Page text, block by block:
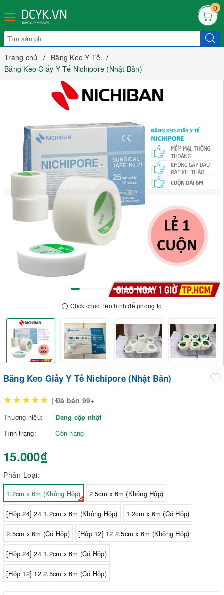
0
Trang chủ
Băng Keo Y Tế
Băng Keo Giấy Y Tế Nichipore (Nhật Bản)
Click chuột lên hình để phóng to
Băng Keo Giấy Y Tế Nichipore (Nhật Bản)
★★★★★ | Đã bán 99+
Thương hiệu:
Đang cập nhật
Tình trạng:
Còn hàng
15.000₫
Phân Loại:
1.2cm x 6m (Không Hộp) 2.5cm x 6m (Không Hộp)
[Hộp 24] 24 1.2cm x 6m (Không Hộp) 1.2cm x 6m (Có Hộp)
2.5cm x 6m (Có Hộp) [Hộp 12] 12 2.5cm x 6m (Không Hộp)
[Hộp 24] 24 1.2cm x 6m (Có Hộp)
[Hộp 12] 12 2.5cm x 6m (Có Hộp)